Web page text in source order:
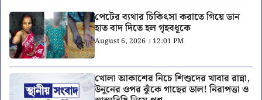
পেটের ব্যথার চিকিৎসা করাতে গিয়ে ডান
হাত বাদ দিতে হল গৃহবধূকে
August 6, 2026 । 12:01 PM
খোলা আকাশের নিচে শিশুদের খাবার রান্না,
উনুনের ওপর ঝুঁকে গাছের ডাল! নিরাপত্তা ও